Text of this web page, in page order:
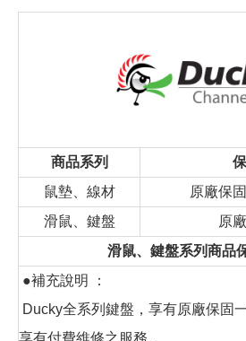
商品系列
鼠墊、線材
原廠保
滑鼠、鍵盤
原
滑鼠、鍵盤系列商品
●補充說明 ：
Ducky全系列鍵盤，享有原廠保固